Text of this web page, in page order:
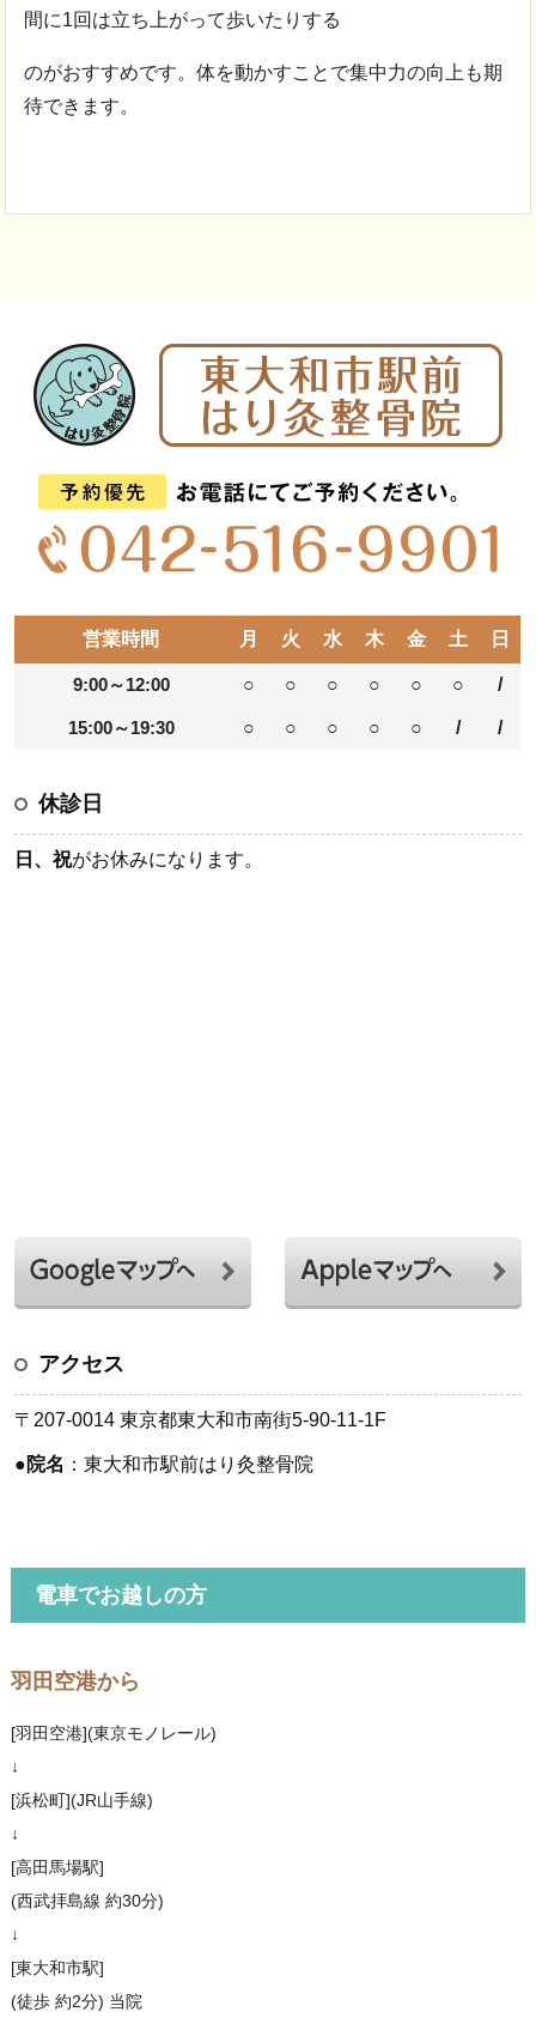
間に1回は立ち上がって歩いたりする
のがおすすめです。体を動かすことで集中力の向上も期
待できます。
営業時間 月 火 水 木 金 土 日
9:00～12:00 ○ ○ ○ ○ ○ ○ /
15:00～19:30 ○ ○ ○ ○ ○ / /
休診日
日、祝がお休みになります。
アクセス
〒207-0014 東京都東大和市南街5-90-11-1F
●院名 ：東大和市駅前はり灸整骨院
電車でお越しの方
羽田空港から
[羽田空港](東京モノレール)
↓
[浜松町](JR山手線)
↓
[高田馬場駅]
(西武拝島線 約30分)
↓
[東大和市駅]
(徒歩 約2分) 当院